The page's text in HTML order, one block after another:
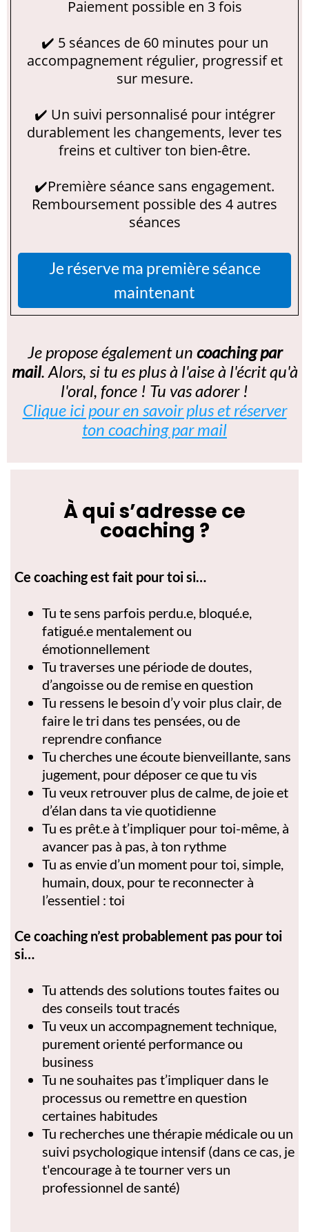
Paiement possible en 3 fois
✔️ 5 séances de 60 minutes pour un
accompagnement régulier, progressif et
sur mesure.
✔️ Un suivi personnalisé pour intégrer
durablement les changements, lever tes
freins et cultiver ton bien-être.
✔️Première séance sans engagement.
Remboursement possible des 4 autres
séances
Je réserve ma première séance
maintenant
Je propose également un coaching par
mail. Alors, si tu es plus à l'aise à l'écrit qu'à
l'oral, fonce ! Tu vas adorer !
Clique ici pour en savoir plus et réserver
ton coaching par mail
À qui s’adresse ce
coaching ?
Ce coaching est fait pour toi si…
Tu te sens parfois perdu.e, bloqué.e,
fatigué.e mentalement ou
émotionnellement
Tu traverses une période de doutes,
d’angoisse ou de remise en question
Tu ressens le besoin d’y voir plus clair, de
faire le tri dans tes pensées, ou de
reprendre confiance
Tu cherches une écoute bienveillante, sans
jugement, pour déposer ce que tu vis
Tu veux retrouver plus de calme, de joie et
d’élan dans ta vie quotidienne
Tu es prêt.e à t’impliquer pour toi-même, à
avancer pas à pas, à ton rythme
Tu as envie d’un moment pour toi, simple,
humain, doux, pour te reconnecter à
l’essentiel : toi
Ce coaching n’est probablement pas pour toi
si…
Tu attends des solutions toutes faites ou
des conseils tout tracés
Tu veux un accompagnement technique,
purement orienté performance ou
business
Tu ne souhaites pas t’impliquer dans le
processus ou remettre en question
certaines habitudes
Tu recherches une thérapie médicale ou un
suivi psychologique intensif (dans ce cas, je
t'encourage à te tourner vers un
professionnel de santé)